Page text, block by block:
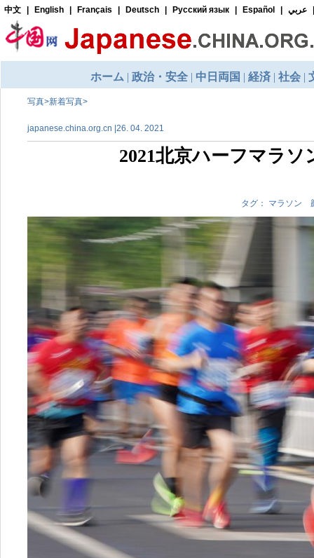
写真>新着写真>
japanese.china.org.cn |26. 04. 2021
2021北京ハーフマラ
タグ： マラソン